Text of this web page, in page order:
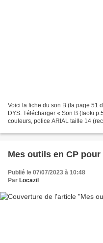
Voici la fiche du son B (la page 51
DYS. Télécharger « Son B (taoki
couleurs, police ARIAL taille 14
Mes outils en CP pour
Publié le 07/07/2023 à 10:48
Par Locazil